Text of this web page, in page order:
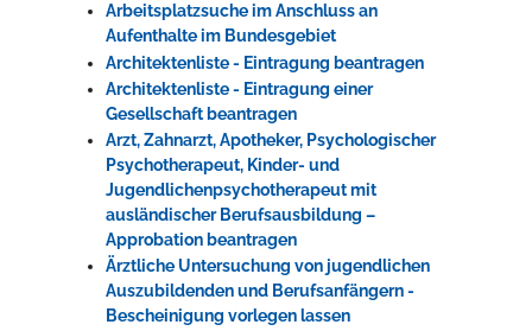
Arbeitsplatzsuche im Anschluss an
Aufenthalte im Bundesgebiet
Architektenliste - Eintragung beantragen
Architektenliste - Eintragung einer
Gesellschaft beantragen
Arzt, Zahnarzt, Apotheker, Psychologischer
Psychotherapeut, Kinder- und
Jugendlichenpsychotherapeut mit
ausländischer Berufsausbildung –
Approbation beantragen
Ärztliche Untersuchung von jugendlichen
Auszubildenden und Berufsanfängern -
Bescheinigung vorlegen lassen